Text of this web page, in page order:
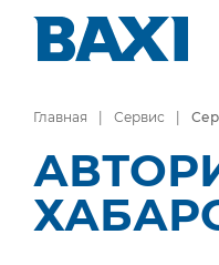
Главная Сервис